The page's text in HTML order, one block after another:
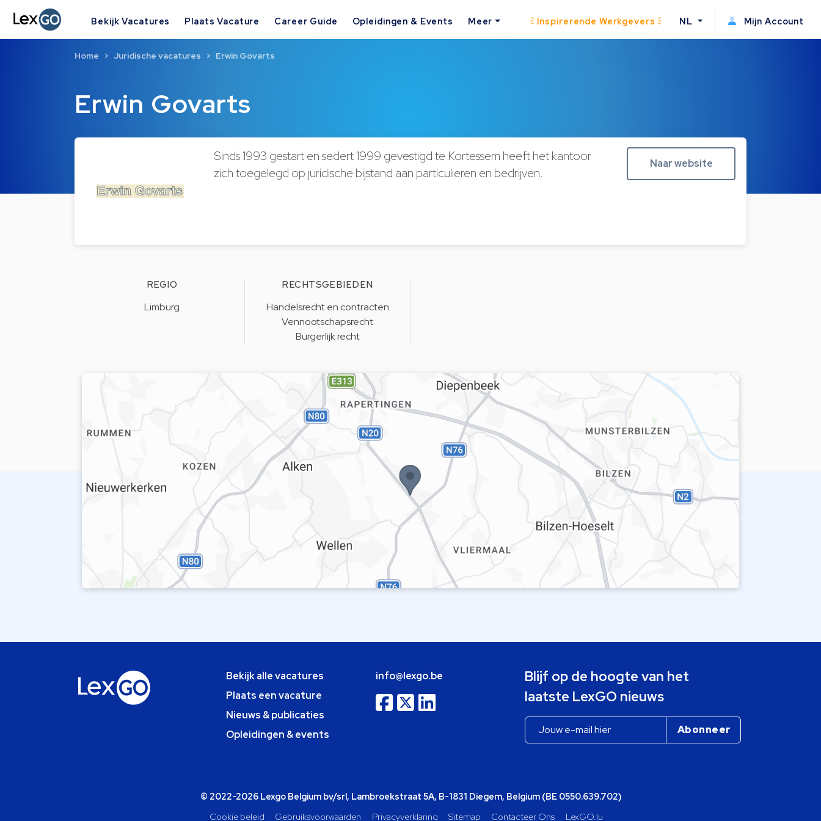
Bekijk Vacatures Plaats Vacature Career Guide Opleidingen & Events Meer Inspirerende Werkgevers NL Mijn Account
Erwin Govarts
Home Juridische vacatures Erwin Govarts
Sinds 1993 gestart en sedert 1999 gevestigd te Kortessem heeft het kantoor
zich toegelegd op juridische bijstand aan particulieren en bedrijven.
Naar website
REGIO
Limburg
RECHTSGEBIEDEN
Handelsrecht en contracten
Vennootschapsrecht
Burgerlijk recht
Bekijk alle vacatures
Plaats een vacature
Nieuws & publicaties
Opleidingen & events
info@lexgo.be
Blijf op de hoogte van het
laatste LexGO nieuws
© 2022-2026 Lexgo Belgium bv/srl, Lambroekstraat 5A, B-1831 Diegem, Belgium (BE 0550.639.702)
Cookie beleid
Gebruiksvoorwaarden Privacyverklaring Sitemap Contacteer Ons LexGO.lu